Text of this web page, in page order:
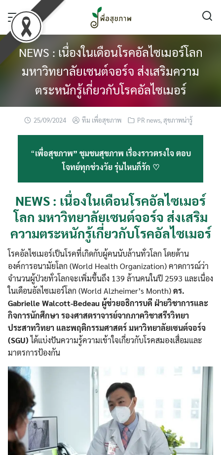
content
NEWS : เนื่องในเดือนโรคอัลไซเมอร์โลก
มหาวิทยาลัยเซนต์จอร์จ ส่งเสริมความ
ตระหนักรู้เกี่ยวกับโรคอัลไซเมอร์
25/09/2024 ทีม เพื่อสุขภาพ PR news,สุขภาพน่ารู้
“เพื่อสุขภาพ” ชุมชนสุขภาพ เรื่องราวตรงใจ ตอบ
โจทย์ทุกช่วงวัย รุ่นไหนก็รัก ♡
NEWS : เนื่องในเดือนโรคอัลไซเมอร์
โลก มหาวิทยาลัยเซนต์จอร์จ ส่งเสริม
ความตระหนักรู้เกี่ยวกับโรคอัลไซเมอร์
โรคอัลไซเมอร์เป็นโรคที่เกิดกับผู้คนนับล้านทั่วโลก โดยด้าน
องค์การอนามัยโลก (World Health Organization) คาดการณ์ว่า
จำนวนผู้ป่วยทั่วโลกจะเพิ่มขึ้นถึง 139 ล้านคนในปี 2593 และเนื่อง
ในเดือนอัลไซเมอร์โลก (World Alzheimer’s Month)ดร.
Gabrielle Walcott-Bedeau ผู้ช่วยอธิการบดี ฝ่ายวิชาการและ
กิจการนักศึกษา รองศาสตราจารย์จากภาควิชาสรีรวิทยา
ประสาทวิทยา และพฤติกรรมศาสตร์ มหาวิทยาลัยเซนต์จอร์จ
(SGU)ได้แบ่งปันความรู้ความเข้าใจเกี่ยวกับโรคสมองเสื่อมและ
มาตรการป้องกัน